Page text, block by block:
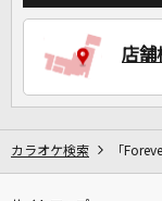
店舗
カラオケ検索 「